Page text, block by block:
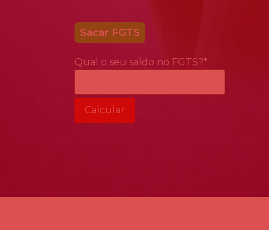
Sacar FGTS
Qual o seu saldo no FGTS?*
Calcular